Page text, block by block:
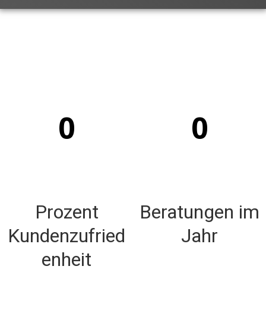
0
Prozent
Kundenzufried
enheit
0
Beratungen im
Jahr